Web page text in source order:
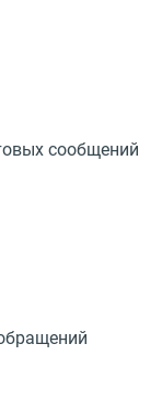
сообщений